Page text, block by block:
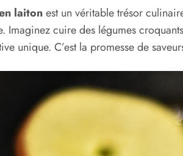
laitonest un véritable trésor
Imaginez cuire des légumes
unique. C’est la promesse de